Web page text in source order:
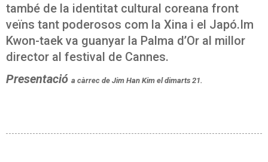
també de la identitat cultural coreana front
veïns tant poderosos com la Xina i el Japó.Im
Kwon-taek va guanyar la Palma d’Or al millor
director al festival de Cannes.
Presentació a càrrec de Jim Han Kim el dimarts 21.